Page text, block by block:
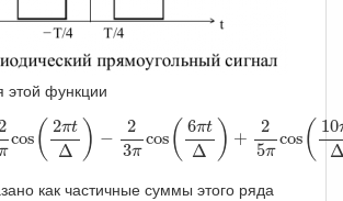
этой функции
2
cos ( 2πt
Δ ) −
2
3π
cos ( 6πt
Δ ) +
2
5π
cos ( 10
2 cos( 2πtΔ 3π (6πtΔ) πcos 10 πt
как частичные суммы этого ряда